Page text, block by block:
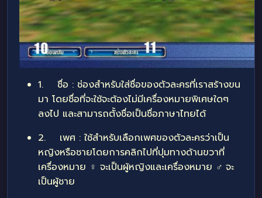
1. ชื่อ : ช่องสำหรับใส่ชื่อของตัวละครที่เราสร้างขน
มา โดยชื่อที่จะใช้จะต้องไม่มีเครื่องหมายพิเศษใดๆ
ลงไป และสามารถตั้งชื่อเป็นชื่อภาษาไทยได้
2. เพศ : ใช้สำหรับเลือกเพศของตัวละครว่าเป็น
หญิงหรือชายโดยการคลิกไปที่ปุมทางด้านขวาที่
เครื่องหมาย ♀ จะเป็นผู้หญิงและเครื่องหมาย ♂ จะ
เป็นผู้ชาย